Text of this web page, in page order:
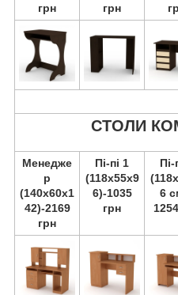
грн
грн
СТОЛИ
Менедже
р
(140х60х1
42)-2169
грн
Пі-пі 1
(118х55х9
6)-1035
грн
Пі-
6